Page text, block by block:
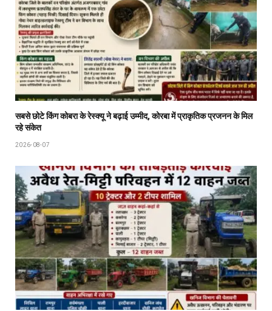
सबसे छोटे किंग कोबरा के रेस्क्यू ने बढ़ाई उम्मीद, कोरबा में प्राकृतिक प्रजनन के मिल
रहे संकेत
2026-08-07